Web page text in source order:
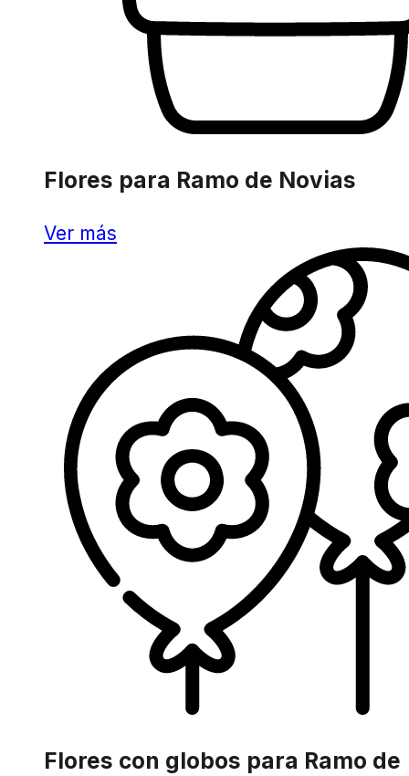
Flores para Ramo de Novias
Ver más
Flores con globos para Ramo de